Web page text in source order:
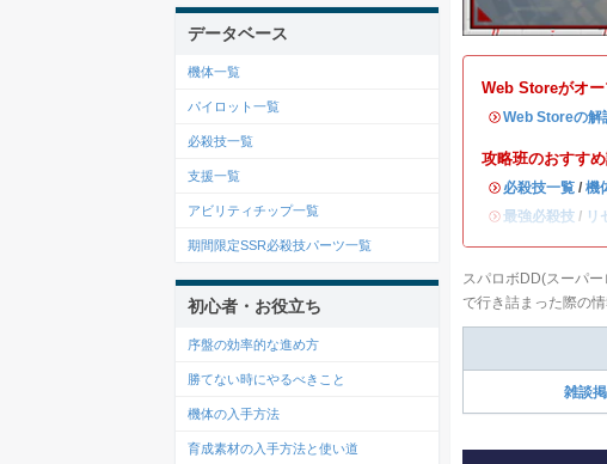
Web Storeがオー
・Web Storeの解
攻略班のおすす
・ 必殺技一覧 / 機
・最強必殺技 / リ
スパロボDD(スーパ
で行き詰まった際の
雑談
データベース
機体一覧
パイロット一覧
必殺技一覧
支援一覧
アビリティチップ一覧
期間限定SSR必殺技パーツ一覧
初心者・お役立ち
序盤の効率的な進め方
勝てない時にやるべきこと
機体の入手方法
育成素材の入手方法と使い道